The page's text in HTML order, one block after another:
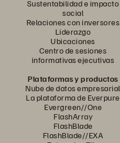
Sustentabilidad e impacto
social
Relaciones con inversores
Liderazgo
Ubicaciones
Centro de sesiones
informativas ejecutivas
Plataformas y productos
Nube de datos empresarial
La plataforma de Everpure
Evergreen//One
FlashArray
FlashBlade
FlashBlade//EXA